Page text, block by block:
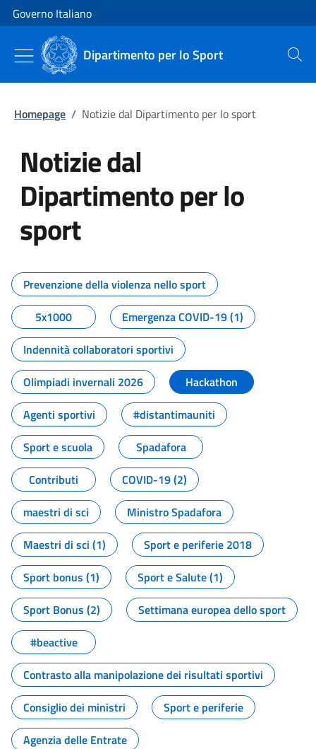
Vai al contenuto
Vai alla navigazione del sito
Governo Italiano
Dipartimento per lo Sport Cerca
Homepage / Notizie dal Dipartimento per lo sport
Notizie dal
Dipartimento per lo
sport
Tutti i contenuti della pagina
Prevenzione della violenza nello sport
5x1000
Emergenza COVID-19 (1)
Indennità collaboratori sportivi
Olimpiadi invernali 2026
Hackathon
Agenti sportivi
#distantimauniti
Sport e scuola
Spadafora
Contributi
COVID-19 (2)
maestri di sci
Ministro Spadafora
Maestri di sci (1)
Sport e periferie 2018
Sport bonus (1)
Sport e Salute (1)
Sport Bonus (2)
Settimana europea dello sport
#beactive
Contrasto alla manipolazione dei risultati sportivi
Consiglio dei ministri
Sport e periferie
Agenzia delle Entrate